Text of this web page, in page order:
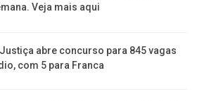
Veja mais aqui
abre concurso para 845 vagas
com 5 para Franca